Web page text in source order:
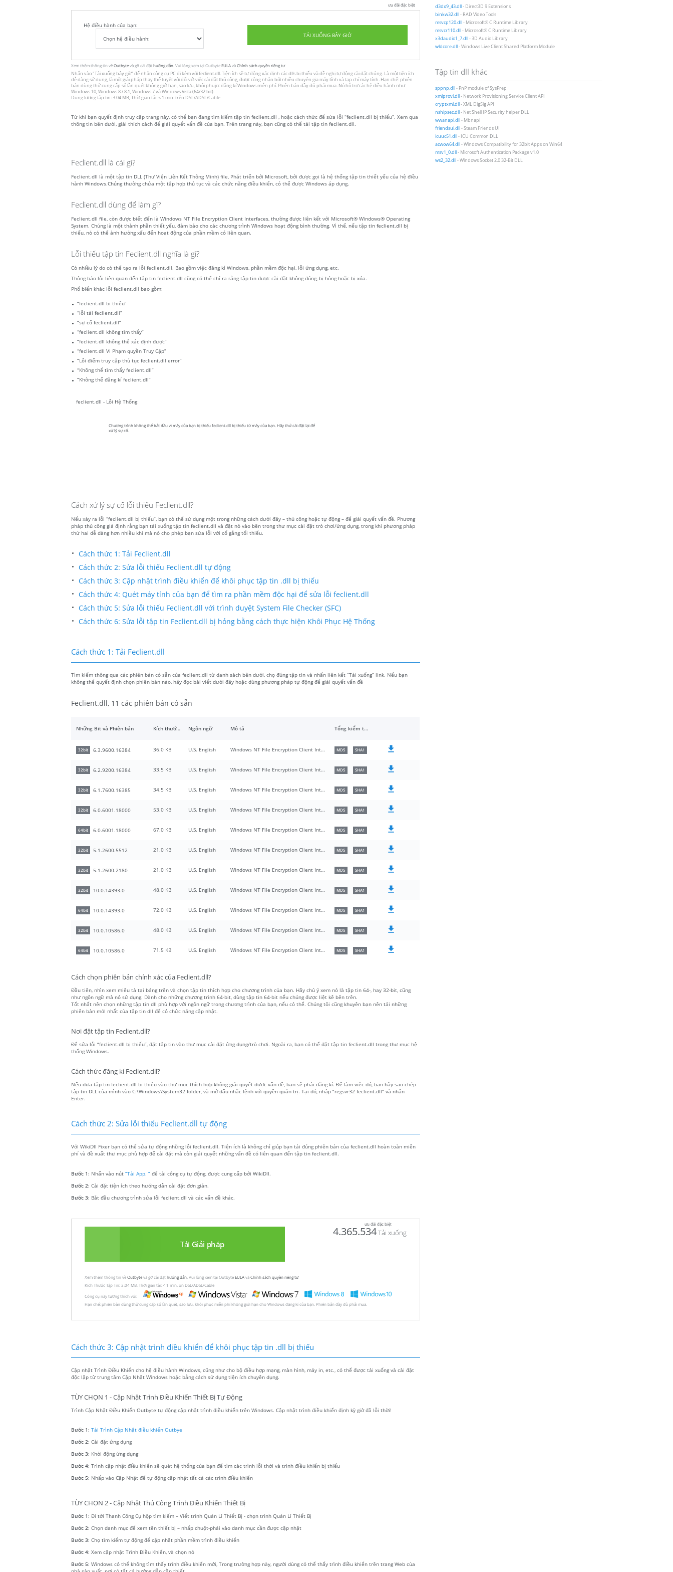
ưu đãi đặc biệt
Hệ điều hành của bạn:
TẢI XUỐNG BÂY GIỜ
Xem thêm thông tin vềOutbytevà gỡ cài đặt hướng dẫn . Vui lòng xem tại OutbyteEULAvàChính sách quyền riêng tư
Nhấn vào"Tải xuống bây giờ" để nhận công cụ PC đi kèm với feclient.dll. Tiện ích sẽ tự động xác định các dlls bị thiếu và đề nghị tự động cài đặt chúng. Là một tiện ích
dễ dàng sử dụng, là một giải pháp thay thế tuyệt vời đối với việc cài đặt thủ công, được công nhận bởi nhiều chuyên gia máy tính và tạp chí máy tính. Hạn chế: phiên
bản dùng thử cung cấp số lần quét không giới hạn, sao lưu, khôi phujcc đăng kí Windows miễn phí. Phiên bản đầy đủ phải mua. Nó hỗ trợ các hệ điều hành như
Windows 10, Windows 8 / 8.1, Windows 7 và Windows Vista (64/32 bit).
Dung lượng tập tin: 3.04 MB, Thời gian tải: < 1 min. trên DSL/ADSL/Cable
Từ khi bạn quyết định truy cập trang này, có thể bạn đang tìm kiếm tập tin feclient.dll , hoặc cách thức để sửa lỗi “feclient.dll bị thiếu”. Xem qua
thông tin bên dưới, giải thích cách để giải quyết vấn đề của bạn. Trên trang này, bạn cũng có thể tải tập tin feclient.dll.
Feclient.dll là cái gì?
Feclient.dll là một tập tin DLL (Thư Viện Liên Kết Thông Minh) file, Phát triển bởi Microsoft, bởi được gọi là hệ thống tập tin thiết yếu của hệ điều
hành Windows.Chúng thường chứa một tập hợp thủ tục và các chức năng điều khiển, có thể được Windows áp dụng.
Feclient.dll dùng để làm gì?
Feclient.dll file, còn được biết đến là Windows NT File Encryption Client Interfaces, thường được liên kết với Microsoft® Windows® Operating
System. Chúng là một thành phần thiết yếu, đảm bảo cho các chương trình Windows hoạt động bình thường. Vì thế, nếu tập tin feclient.dll bị
thiếu, nó có thể ảnh hưởng xấu đến hoạt động của phần mềm có liên quan.
Lỗi thiếu tập tin Feclient.dll nghĩa là gì?
Có nhiều lý do có thể tạo ra lỗi feclient.dll. Bao gồm việc đăng kí Windows, phần mềm độc hại, lỗi ứng dụng, etc.
Thông báo lỗi liên quan đến tập tin feclient.dll cũng có thể chỉ ra rằng tập tin được cài đặt không đúng, bị hỏng hoặc bị xóa.
Phổ biến khác lỗi feclient.dll bao gồm:
“feclient.dll bị thiếu”
“lỗi tải feclient.dll”
“sự cố feclient.dll”
“feclient.dll không tìm thấy”
“feclient.dll không thể xác định được”
“feclient.dll Vi Phạm quyền Truy Cập”
“Lỗi điểm truy cập thủ tục feclient.dll error”
“Không thể tìm thấy feclient.dll”
“Không thể đăng kí feclient.dll”
feclient.dll - Lỗi Hệ Thống
Chương trình không thể bắt đầu vì máy của bạn bị thiếu feclient.dll bị thiếu từ máy của bạn. Hãy thử cài đặt lại để
xử lý sự cố.
Cách xử lý sự cố lỗi thiếu Feclient.dll?
Nếu xảy ra lỗi “feclient.dll bị thiếu”, bạn có thể sử dụng một trong những cách dưới đây – thủ công hoặc tự động – để giải quyết vấn đề. Phương
pháp thủ công giả định rằng bạn tải xuống tập tin feclient.dll và đặt nó vào bên trong thư mục cài đặt trò chơi/ứng dụng, trong khi phương pháp
thứ hai dễ dàng hơn nhiều khi mà nó cho phép bạn sửa lỗi với cố gắng tối thiểu.
Cách thức 1: Tải Feclient.dll
Cách thức 2: Sửa lỗi thiếu Feclient.dll tự động
Cách thức 3: Cập nhật trình điều khiển để khôi phục tập tin .dll bị thiếu
Cách thức 4: Quét máy tính của bạn để tìm ra phần mềm độc hại để sửa lỗi feclient.dll
Cách thức 5: Sửa lỗi thiếu Feclient.dll với trình duyệt System File Checker (SFC)
Cách thức 6: Sửa lỗi tập tin Feclient.dll bị hỏng bằng cách thực hiện Khôi Phục Hệ Thống
Cách thức 1: Tải Feclient.dll
Tìm kiếm thông qua các phiên bản có sẵn của feclient.dll từ danh sách bên dưới, chọ đúng tập tin và nhấn liên kết “Tải xuống” link. Nếu bạn
không thể quyết định chọn phiên bản nào, hãy đọc bài viết dưới đây hoặc dùng phương pháp tự động để giải quyết vấn đề
Feclient.dll, 11 các phiên bản có sẵn
Những Bit và Phiên bản Kích thước tập tin Ngôn ngữ Mô tả Tổng kiểm tra
32bit 6.3.9600.16384 36.0 KB U.S. English Windows NT File Encryption Client Interfaces MD5 SHA1
32bit 6.2.9200.16384 33.5 KB U.S. English Windows NT File Encryption Client Interfaces MD5 SHA1
32bit 6.1.7600.16385 34.5 KB U.S. English Windows NT File Encryption Client Interfaces MD5 SHA1
32bit 6.0.6001.18000 53.0 KB U.S. English Windows NT File Encryption Client Interfaces MD5 SHA1
64bit 6.0.6001.18000 67.0 KB U.S. English Windows NT File Encryption Client Interfaces MD5 SHA1
32bit 5.1.2600.5512 21.0 KB U.S. English Windows NT File Encryption Client Interfaces MD5 SHA1
32bit 5.1.2600.2180 21.0 KB U.S. English Windows NT File Encryption Client Interfaces MD5 SHA1
32bit 10.0.14393.0 48.0 KB U.S. English Windows NT File Encryption Client Interfaces MD5 SHA1
64bit 10.0.14393.0 72.0 KB U.S. English Windows NT File Encryption Client Interfaces MD5 SHA1
32bit 10.0.10586.0 48.0 KB U.S. English Windows NT File Encryption Client Interfaces MD5 SHA1
64bit 10.0.10586.0 71.5 KB U.S. English Windows NT File Encryption Client Interfaces MD5 SHA1
Cách chọn phiên bản chính xác của Feclient.dll?
Đầu tiên, nhìn xem miêu tả tại bảng trên và chọn tập tin thích hợp cho chương trình của bạn. Hãy chú ý xem nó là tập tin 64-, hay 32-bit, cũng
như ngôn ngữ mà nó sử dụng. Dành cho những chương trình 64-bit, dùng tập tin 64-bit nếu chúng được liệt kê bên trên.
Tốt nhất nên chọn những tập tin dll phù hợp với ngôn ngữ trong chương trình của bạn, nếu có thể. Chúng tôi cũng khuyên bạn nên tải những
phiên bản mới nhất của tập tin dll để có chức năng cập nhật.
Nơi đặt tập tin Feclient.dll?
Để sửa lỗi “feclient.dll bị thiếu”, đặt tập tin vào thư mục cài đặt ứng dụng/trò chơi. Ngoài ra, bạn có thể đặt tập tin feclient.dll trong thư mục hệ
thống Windows.
Cách thức đăng kí Feclient.dll?
Nếu đưa tập tin feclient.dll bị thiếu vào thư mục thích hợp không giải quyết được vấn đề, bạn sẽ phải đăng kí. Để làm việc đó, bạn hãy sao chép
tập tin DLL của mình vào C:\Windows\System32 folder, và mở dấu nhắc lệnh với quyền quản trị. Tại đó, nhập “regsvr32 feclient.dll” và nhấn
Enter.
Cách thức 2: Sửa lỗi thiếu Feclient.dll tự động
Với WikiDll Fixer bạn có thể sửa tự động những lỗi feclient.dll. Tiện ích là không chỉ giúp bạn tải đúng phiên bản của feclient.dll hoàn toàn miễn
phí và đề xuất thư mục phù hợp để cài đặt mà còn giải quyết những vấn đề có liên quan đến tập tin feclient.dll.
Bước 1: Nhấn vào nút “Tải App. ” để tải công cụ tự động, được cung cấp bởi WikiDll.
Bước 2: Cài đặt tiện ích theo hướng dẫn cài đặt đơn giản.
Bước 3: Bắt đầu chương trình sửa lỗi feclient.dll và các vấn đề khác.
ưu đãi đặc biệt
Tải Giải pháp
4.365.534Tải xuống
Xem thêm thông tin vềOutbytevà gỡ cài đặt hướng dẫn . Vui lòng xem tại OutbyteEULAvàChính sách quyền riêng tư
Kích Thước Tập Tin: 3.04 MB, Thời gian tải: < 1 min. on DSL/ADSL/Cable
Công cụ này tương thích với:
Hạn chế: phiên bản dùng thử cung cấp số lần quét, sao lưu, khôi phục miễn phí không giới hạn cho Windows đăng kí của bạn. Phiên bản đầy đủ phải mua.
Cách thức 3: Cập nhật trình điều khiển để khôi phục tập tin .dll bị thiếu
Cập nhật Trình Điều Khiển cho hệ điều hành Windows, cũng như cho bộ điều hợp mạng, màn hình, máy in, etc., có thể được tải xuống và cài đặt
độc lập từ trung tâm Cập Nhật Windows hoặc bằng cách sử dụng tiện ích chuyên dụng.
TÙY CHỌN 1 - Cập Nhật Trình Điều Khiển Thiết Bị Tự Động
Trình Cập Nhật Điều Khiển Outbyte tự động cập nhật trình điều khiển trên Windows. Cập nhật trình điều khiển định kỳ giờ đã lỗi thời!
Bước 1: Tải Trình Cập Nhật điều khiển Outbye
Bước 2: Cài đặt ứng dụng
Bước 3: Khởi động ứng dụng
Bước 4: Trình cập nhật điều khiển sẽ quét hệ thống của bạn để tìm các trình lỗi thời và trình điều khiển bị thiếu
Bước 5: Nhấp vào Cập Nhật để tự động cập nhật tất cả các trình điều khiển
TÙY CHỌN 2 - Cập Nhật Thủ Công Trình Điều Khiển Thiết Bị
Bước 1: Đi tới Thanh Công Cụ hộp tìm kiếm – Viết trình Quản Lí Thiết Bị - chọn trình Quản Lí Thiết Bị
Bước 2: Chọn danh mục để xem tên thiết bị – nhấp chuột-phải vào danh mục cần được cập nhật
Bước 3: Chọ tìm kiếm tự động để cập nhật phần mềm trình điều khiển
Bước 4: Xem cập nhật Trình Điều Khiển, và chọn nó
Bước 5: Windows có thể không tìm thấy trình điều khiển mới, Trong trường hợp này, người dùng có thể thấy trình điều khiển trên trang Web của
d3dx9_43.dll- Direct3D 9 Extensions
binkw32.dll- RAD Video Tools
msvcp120.dll- Microsoft® C Runtime Library
msvcr110.dll- Microsoft® C Runtime Library
x3daudio1_7.dll- 3D Audio Library
wldcore.dll- Windows Live Client Shared Platform Module
Tập tin dll khác
sppnp.dll- PnP module of SysPrep
xmlprovi.dll- Network Provisioning Service Client API
cryptxml.dll- XML DigSig API
nshipsec.dll- Net Shell IP Security helper DLL
wwanapi.dll- Mbnapi
friendsui.dll- Steam Friends UI
icuuc51.dll- ICU Common DLL
acwow64.dll- Windows Compatibility for 32bit Apps on Win64
msv1_0.dll- Microsoft Authentication Package v1.0
ws2_32.dll- Windows Socket 2.0 32-Bit DLL